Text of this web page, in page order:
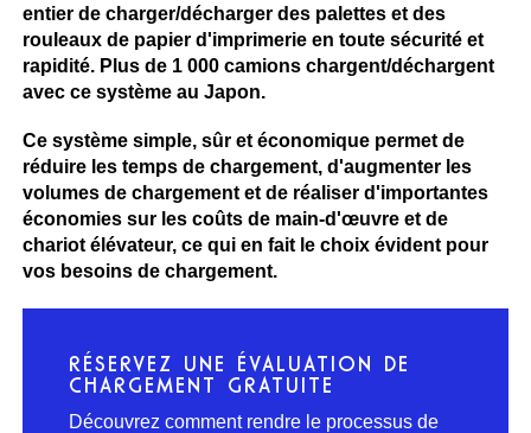
entier de charger/décharger des palettes et des
rouleaux de papier d'imprimerie en toute sécurité et
rapidité. Plus de 1 000 camions chargent/déchargent
avec ce système au Japon.
Ce système simple, sûr et économique permet de
réduire les temps de chargement, d'augmenter les
volumes de chargement et de réaliser d'importantes
économies sur les coûts de main-d'œuvre et de
chariot élévateur, ce qui en fait le choix évident pour
vos besoins de chargement.
RÉSERVEZ UNE ÉVALUATION DE
CHARGEMENT GRATUITE
Découvrez comment rendre le processus de